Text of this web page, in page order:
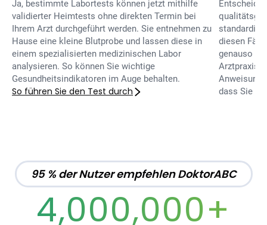
Ja, bestimmte Labortests können jetzt mithilfe
validierter Heimtests ohne direkten Termin bei
Ihrem Arzt durchgeführt werden. Sie entnehmen zu
Hause eine kleine Blutprobe und lassen diese in
einem spezialisierten medizinischen Labor
analysieren. So können Sie wichtige
Gesundheitsindikatoren im Auge behalten.
So führen Sie den Test durch
diesen
genauso
Arztpraxis.
dass Sie
95 % der Nutzer empfehlen DoktorABC
4,000,000+